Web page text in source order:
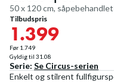
50 x 120 cm,
Tilbudspris
1.399
Før 1.749
Gyldig til 31.08
Serie: Se Circus-serien
Enkelt og stilrent